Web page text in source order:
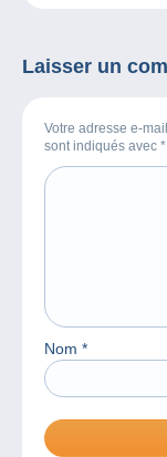
Laisser un
Votre adresse e-
sont indiqués avec *
Nom *